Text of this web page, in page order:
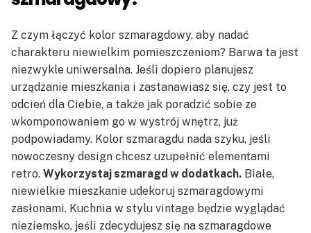
Z czym łączyć kolor szmaragdowy, aby nadać
charakteru niewielkim pomieszczeniom? Barwa ta jest
niezwykle uniwersalna. Jeśli dopiero planujesz
urządzanie mieszkania i zastanawiasz się, czy jest to
odcień dla Ciebie, a także jak poradzić sobie ze
wkomponowaniem go w wystrój wnętrz, już
podpowiadamy. Kolor szmaragdu nada szyku, jeśli
nowoczesny design chcesz uzupełnić elementami
retro. Wykorzystaj szmaragd w dodatkach. Białe,
niewielkie mieszkanie udekoruj szmaragdowymi
zasłonami. Kuchnia w stylu vintage będzie wyglądać
nieziemsko, jeśli zdecydujesz się na szmaragdowe